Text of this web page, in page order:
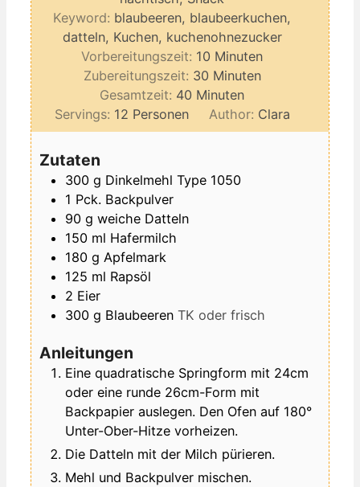
Keyword: blaubeeren, blaubeerkuchen,
datteln, Kuchen, kuchenohnezucker
Vorbereitungszeit: 10 Minuten
Minuten
Zubereitungszeit: 30Minuten
Minuten
Gesamtzeit: 40 Minuten
Minuten
Servings: 12 Personen Author: Clara
Zutaten
300 g Dinkelmehl Type 1050
1 Pck. Backpulver
90 g weiche Datteln
150 ml Hafermilch
180 g Apfelmark
125 ml Rapsöl
2 Eier
300 g Blaubeeren TK oder frisch
Anleitungen
Eine quadratische Springform mit 24cm
oder eine runde 26cm-Form mit
Backpapier auslegen. Den Ofen auf 180°
Unter-Ober-Hitze vorheizen.
Die Datteln mit der Milch pürieren.
Mehl und Backpulver mischen.